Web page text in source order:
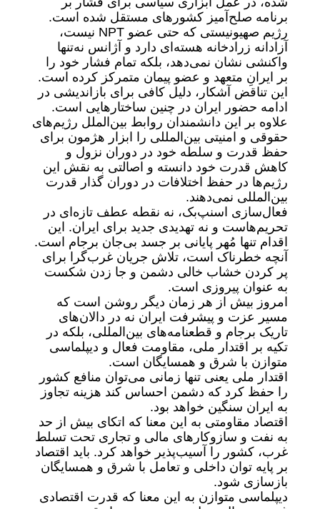
برنامه صلح‌آمیز کشورهای مستقل شده است.
رژیم صهیونیستی که حتی عضو NPT نیست،
آزادانه زرادخانه هسته‌ای دارد و آژانس نه‌تنها
واکنشی نشان نمی‌دهد، بلکه تمام فشار خود را
بر ایرانِ متعهد و عضو پیمان متمرکز کرده است.
این تناقض آشکار، دلیل کافی برای بازاندیشی در
ادامه حضور ایران در چنین ساختارهایی است.
علاوه ‌بر این دانشمندان روابط بین‌الملل رژیم‌های
حقوقی و امنیتی بین‌المللی را ابزار هژمون برای
حفظ قدرت و سلطه خود در دوران نزول و
کاهش قدرت خود دانسته و اصالتی به نقش این
رژیم‌ها در حفظ اختلافات در دوران گذار قدرت
بین‌المللی نمی‌دهند.
فعال‌سازی اسنپ‌بک، نه نقطه عطف تازه‌ای در
تحریم‌هاست و نه تهدیدی جدید برای ایران. این
اقدام تنها مُهر پایانی بر جسد بی‌جان برجام است.
آنچه خطرناک است، تلاش جریان غرب‌گرا برای
پر کردن خشاب خالی دشمن و جا زدن شکست
به‌ عنوان پیروزی است.
امروز بیش از هر زمان دیگر روشن است که
مسیر عزت و پیشرفت ایران نه در دالان‌های
تاریک برجام و قطعنامه‌های بین‌المللی، بلکه در
تکیه بر اقتدار ملی، مقاومت فعال و دیپلماسی
متوازن با شرق و همسایگان است.
اقتدار ملی یعنی تنها زمانی می‌توان منافع کشور
را حفظ کرد که دشمن احساس کند هزینه تجاوز
به ایران سنگین خواهد بود.
اقتصاد مقاومتی به این معنا که اتکای بیش از حد
به نفت و سازوکارهای مالی و تجاری تحت تسلط
غرب، کشور را آسیب‌پذیر خواهد کرد. باید اقتصاد
بر پایه توان داخلی و تعامل با شرق و همسایگان
بازسازی شود.
دیپلماسی متوازن به این معنا که قدرت اقتصادی